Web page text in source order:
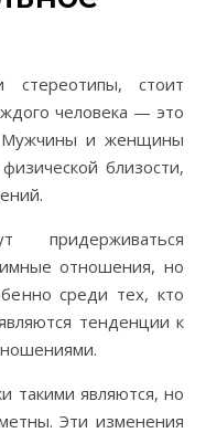
стереотипы, стоит
человека — это
Мужчины и женщины
близости,
придерживаться
отношения, но
среди тех, кто
тенденции к
такими являются, но
Эти изменения